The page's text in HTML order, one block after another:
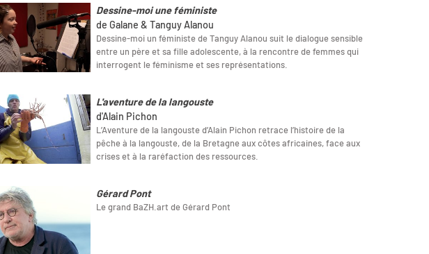
Dessine-moi une féministe
de Galane & Tanguy Alanou
Dessine-moi un féministe de Tanguy Alanou suit le dialogue sensible
entre un père et sa fille adolescente, à la rencontre de femmes qui
interrogent le féminisme et ses représentations.
L'aventure de la langouste
d'Alain Pichon
L’Aventure de la langouste d’Alain Pichon retrace l’histoire de la
pêche à la langouste, de la Bretagne aux côtes africaines, face aux
crises et à la raréfaction des ressources.
Gérard Pont
Le grand BaZH.art de Gérard Pont